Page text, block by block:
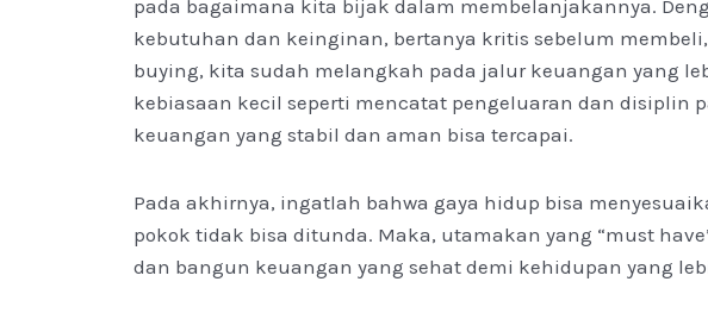
pada bagaimana kita bijak dalam membelanjakannya.
kebutuhan dan keinginan, bertanya kritis sebelum
buying, kita sudah melangkah pada jalur keuangan yang
kebiasaan kecil seperti mencatat pengeluaran dan disiplin
keuangan yang stabil dan aman bisa tercapai.
Pada akhirnya, ingatlah bahwa gaya hidup bisa
pokok tidak bisa ditunda. Maka, utamakan yang “must
dan bangun keuangan yang sehat demi kehidupan yang